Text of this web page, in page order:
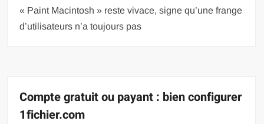
« Paint Macintosh » reste vivace, signe qu’une frange
d’utilisateurs n’a toujours pas
Compte gratuit ou payant : bien configurer
1fichier.com